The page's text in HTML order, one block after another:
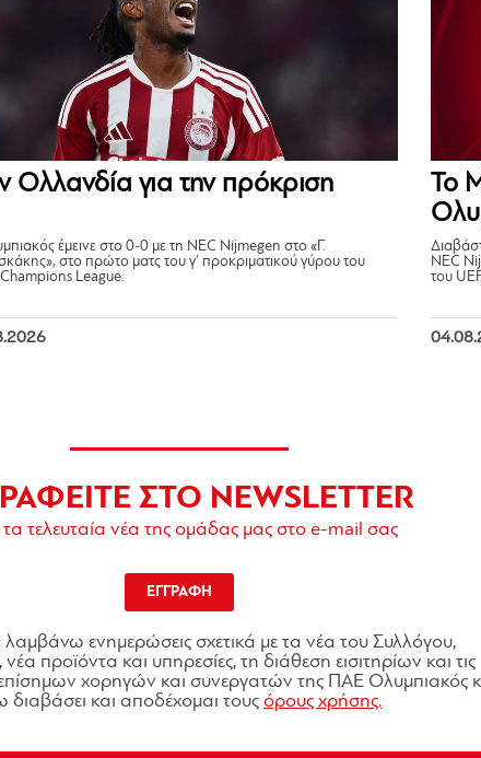
Ολλανδία για την πρόκριση
έμεινε στο 0-0 με τη NEC Nijmegen στο «Γ.
στο πρώτο ματς του γ’ προκριματικού γύρου του
League.
Το
NEC
του
ΣΤΟ NEWSLETTER
τελευταία νέα της ομάδας μας στο e-mail σας
ΕΓΓΡΑΦΗ
ενημερώσεις σχετικά με τα νέα του Συλλόγου,
προϊόντα και υπηρεσίες, τη διάθεση εισιτηρίων και τις
χορηγών και συνεργατών της ΠΑΕ Ολυμπιακός
διαβάσει και αποδέχομαι τους όρους χρήσης.